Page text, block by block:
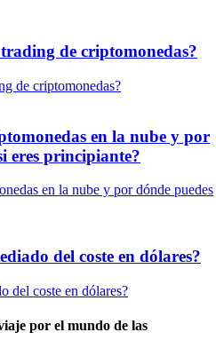
de criptomonedas?
en la nube y por
eres principiante?
del coste en dólares?
por el mundo de las